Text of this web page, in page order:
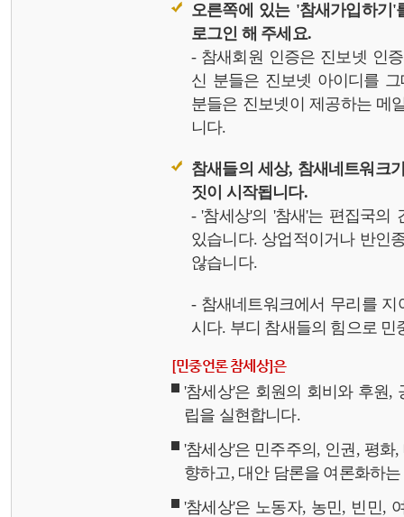
오른쪽에 있는 '참새가입하기
로그인 해 주세요.
- 참새회원 인증은 진보넷 인
신 분들은 진보넷 아이디를
분들은 진보넷이 제공하는 메
니다.
참새들의 세상, 참새네트워크
짓이 시작됩니다.
- '참세상'의 '참새'는 편집국의
있습니다. 상업적이거나 반인
않습니다.
- 참새네트워크에서 무리를
시다. 부디 참새들의 힘으로 민
[민중언론 참세상]은
'참세상'은 회원의 회비와 후원,
립을 실현합니다.
'참세상'은 민주주의, 인권, 평
향하고, 대안 담론을 여론화하
'참세상'은 노동자, 농민, 빈민,